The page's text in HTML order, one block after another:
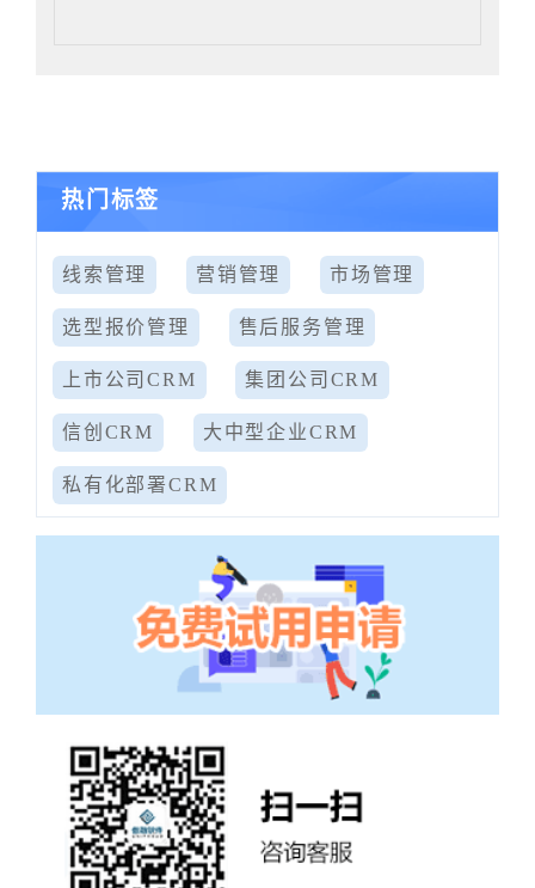
热门标签
线索管理 营销管理 市场管理
选型报价管理 售后服务管理
上市公司CRM 集团公司CRM
信创CRM 大中型企业CRM
私有化部署CRM